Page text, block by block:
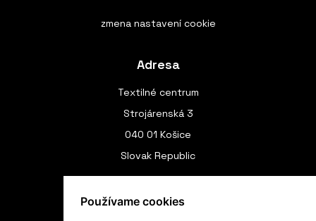
Používame cookies
zmena nastavení cookie
Adresa
Textilné centrum
Strojárenská 3
040 01 Košice
Slovak Republic
Spojenie